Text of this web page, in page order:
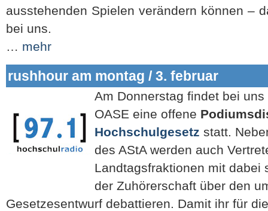
ausstehenden Spielen verändern können –
bei uns.
… mehr
rushhour am montag / 3. februar
Am Donnerstag findet bei
OASE eine offene
Hochschulgesetz statt.
des AStA werden auch
Landtagsfraktionen mit dabei
der Zuhörerschaft über den
Gesetzesentwurf debattieren. Damit ihr für